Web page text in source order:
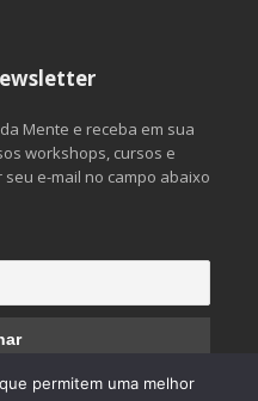
Mente e receba em sua
workshops, cursos e
e-mail no campo abaixo
permitem uma melhor